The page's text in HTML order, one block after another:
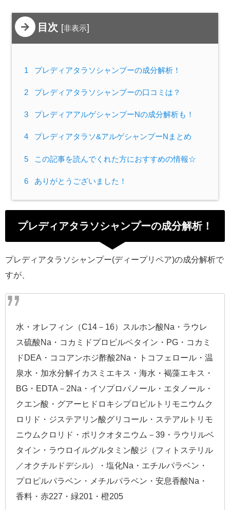
目次 [非表示]
1 プレディアタラソシャンプーの成分解析！
2 プレディアタラソシャンプーの口コミは？
3 プレディアアルゲシャンプーNの成分解析も！
4 プレディアタラソ&アルゲシャンプーNまとめ
5 この記事を読んでくれた方におすすめの情報☆
6 ありがとうございました！
プレディアタラソシャンプーの成分解析！
プレディアタラソシャンプー(ディープリペア)の成分解析で
すが、
水・オレフィン（C14－16）スルホン酸Na・ラウレ
ス硫酸Na・コカミドプロピルベタイン・PG・コカミ
ドDEA・ココアンホジ酢酸2Na・トコフェロール・温
泉水・加水分解イカスミエキス・海水・褐藻エキス・
BG・EDTA－2Na・イソプロパノール・エタノール・
クエン酸・グアーヒドロキシプロピルトリモニウムク
ロリド・ジステアリン酸グリコール・ステアルトリモ
ニウムクロリド・ポリクオタニウム－39・ラウリルベ
タイン・ラウロイルグルタミン酸ジ（フィトステリル
／オクチルドデシル）・塩化Na・エチルパラベン・
プロピルパラベン・メチルパラベン・安息香酸Na・
香料・赤227・緑201・橙205